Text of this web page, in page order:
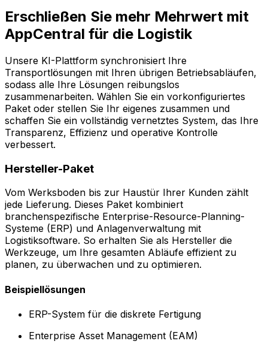
Erschließen Sie mehr Mehrwert mit
AppCentral für die Logistik
Unsere KI-Plattform synchronisiert Ihre
Transportlösungen mit Ihren übrigen Betriebsabläufen,
sodass alle Ihre Lösungen reibungslos
zusammenarbeiten. Wählen Sie ein vorkonfiguriertes
Paket oder stellen Sie Ihr eigenes zusammen und
schaffen Sie ein vollständig vernetztes System, das Ihre
Transparenz, Effizienz und operative Kontrolle
verbessert.
Hersteller-Paket
Vom Werksboden bis zur Haustür Ihrer Kunden zählt
jede Lieferung. Dieses Paket kombiniert
branchenspezifische Enterprise-Resource-Planning-
Systeme (ERP) und Anlagenverwaltung mit
Logistiksoftware. So erhalten Sie als Hersteller die
Werkzeuge, um Ihre gesamten Abläufe effizient zu
planen, zu überwachen und zu optimieren.
Beispiellösungen
ERP-System für die diskrete Fertigung
Enterprise Asset Management (EAM)